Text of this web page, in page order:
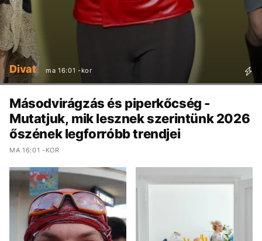
Divat ma 16:01 -kor
Másodvirágzás és piperkőcség -
Mutatjuk, mik lesznek szerintünk 2026
őszének legforróbb trendjei
MA 16:01 -KOR